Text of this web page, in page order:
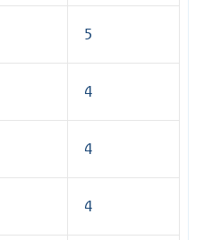
5
4
4
4